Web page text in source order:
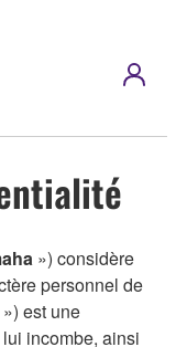
») considère
personnel de
est une
incombe, ainsi